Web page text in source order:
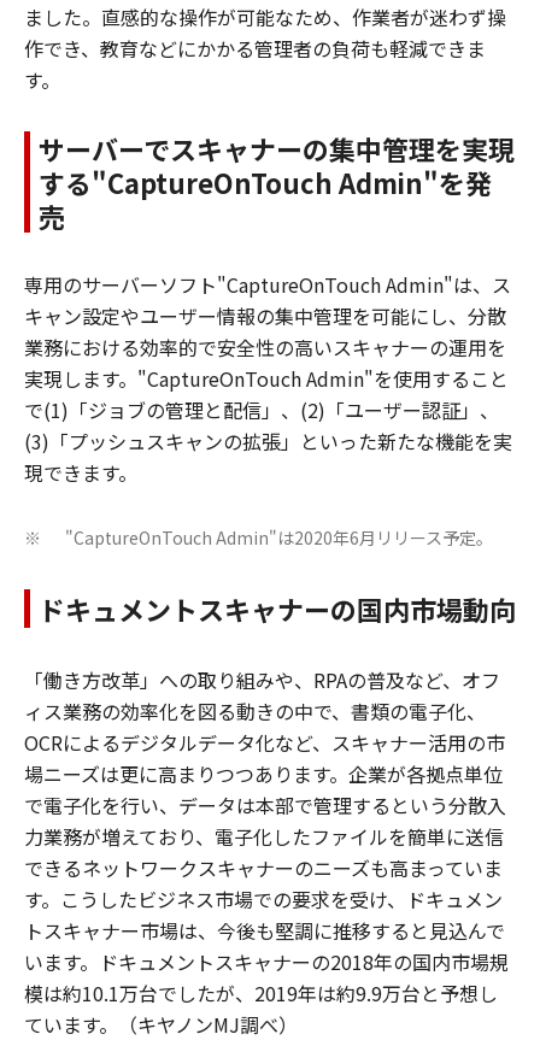
ました。直感的な操作が可能なため、作業者が迷わず操
作でき、教育などにかかる管理者の負荷も軽減できま
す。
サーバーでスキャナーの集中管理を実現
する"CaptureOnTouch Admin"を発
売
専用のサーバーソフト"CaptureOnTouch Admin"は、ス
キャン設定やユーザー情報の集中管理を可能にし、分散
業務における効率的で安全性の高いスキャナーの運用を
実現します。"CaptureOnTouch Admin"を使用すること
で(1)「ジョブの管理と配信」、(2)「ユーザー認証」、
(3)「プッシュスキャンの拡張」といった新たな機能を実
現できます。
※ "CaptureOnTouch Admin"は2020年6月リリース予定。
ドキュメントスキャナーの国内市場動向
「働き方改革」への取り組みや、RPAの普及など、オフ
ィス業務の効率化を図る動きの中で、書類の電子化、
OCRによるデジタルデータ化など、スキャナー活用の市
場ニーズは更に高まりつつあります。企業が各拠点単位
で電子化を行い、データは本部で管理するという分散入
力業務が増えており、電子化したファイルを簡単に送信
できるネットワークスキャナーのニーズも高まっていま
す。こうしたビジネス市場での要求を受け、ドキュメン
トスキャナー市場は、今後も堅調に推移すると見込んで
います。ドキュメントスキャナーの2018年の国内市場規
模は約10.1万台でしたが、2019年は約9.9万台と予想し
ています。（キヤノンMJ調べ）